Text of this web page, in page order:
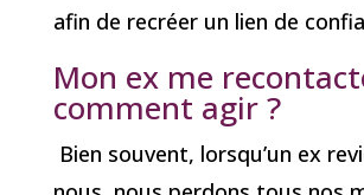
afin de recréer un lien de
Mon ex me
comment agir ?
Bien souvent, lorsqu’un ex